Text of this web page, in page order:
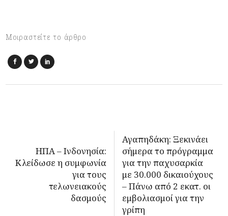
Μοιραστείτε το άρθρο
ΗΠΑ – Ινδονησία:
Κλείδωσε η συμφωνία
για τους
τελωνειακούς
δασμούς
Αγαπηδάκη: Ξεκινάει
σήμερα το πρόγραμμα
για την παχυσαρκία
με 30.000 δικαιούχους
– Πάνω από 2 εκατ. οι
εμβολιασμοί για την
γρίπη